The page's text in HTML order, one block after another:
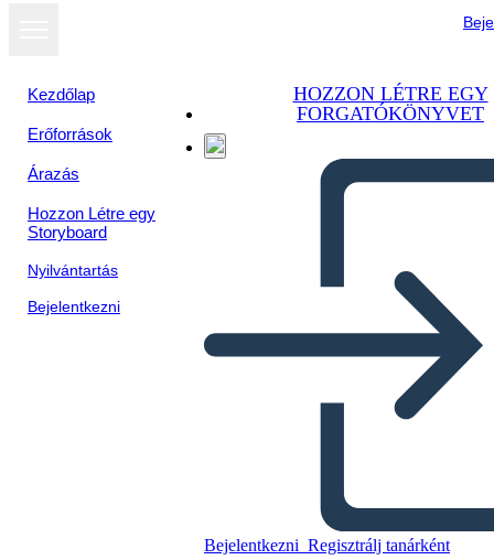
Kezdőlap
Erőforrások
Árazás
Hozzon Létre egy
Storyboard
Nyilvántartás
Bejelentkezni
HOZZON LÉTRE EGY
FORGATÓKÖNYVET
Bejelentkezni Regisztrálj tanárként
de Pandora
Megtekintés
diavetítésként